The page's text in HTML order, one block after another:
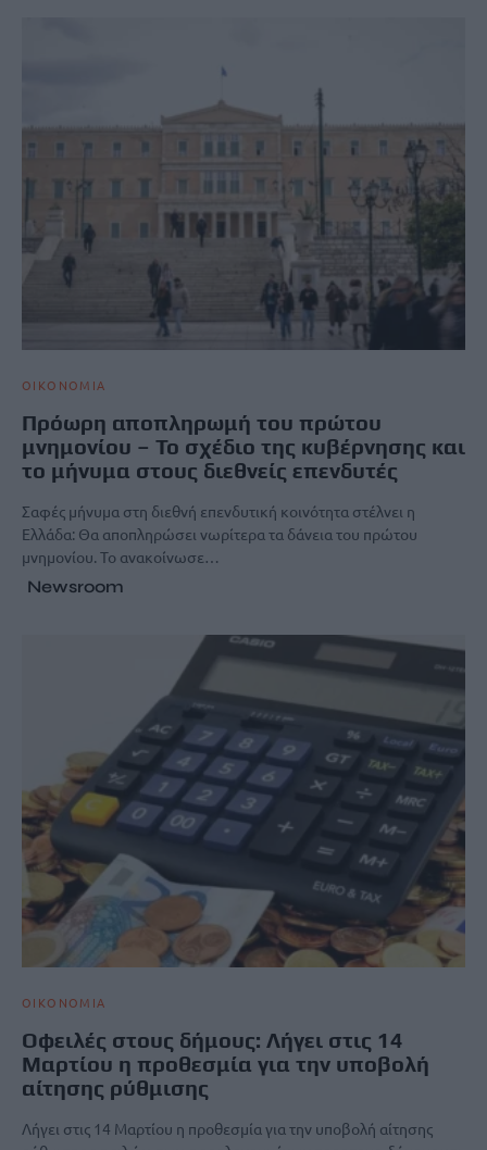
ΟΙΚΟΝΟΜΙΑ
Πρόωρη αποπληρωμή του πρώτου
μνημονίου – Το σχέδιο της κυβέρνησης και
το μήνυμα στους διεθνείς επενδυτές
Σαφές μήνυμα στη διεθνή επενδυτική κοινότητα στέλνει η
Ελλάδα: Θα αποπληρώσει νωρίτερα τα δάνεια του πρώτου
μνημονίου. Το ανακοίνωσε…
Newsroom
ΟΙΚΟΝΟΜΙΑ
Οφειλές στους δήμους: Λήγει στις 14
Μαρτίου η προθεσμία για την υποβολή
αίτησης ρύθμισης
Λήγει στις 14 Μαρτίου η προθεσμία για την υποβολή αίτησης